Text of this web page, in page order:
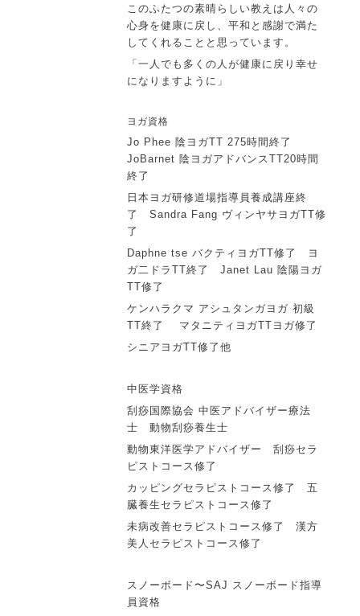
このふたつの素晴らしい教えは人々の
心身を健康に戻し、平和と感謝で満た
してくれることと思っています。
「一人でも多くの人が健康に戻り幸せ
になりますように」
ヨガ資格
Jo Phee 陰ヨガTT 275時間終了
JoBarnet 陰ヨガアドバンスTT20時間
終了
日本ヨガ研修道場指導員養成講座終
了Sandra Fang ヴィンヤサヨガTT修
了
Daphne tse バクティヨガTT修了
ヨ
ガ二ドラTT終了Janet Lau 陰陽ヨガ
TT修了
ケンハラクマ アシュタンガヨガ 初級
TT終了
マタニティヨガTTヨガ修了
シニアヨガTT修了他
中医学資格
刮痧国際協会 中医アドバイザー療法
士動物刮痧養生士
動物東洋医学アドバイザー刮痧セラ
ピストコース修了
カッピングセラピストコース修了五
臓養生セラピストコース修了
未病改善セラピストコース修了漢方
美人セラピストコース修了
スノーボード〜SAJ スノーボード指導
員資格